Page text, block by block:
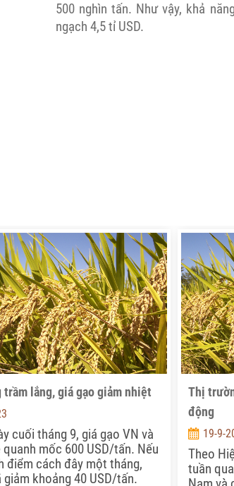
500 nghìn tấn. Như vậy, khả
ngạch 4,5 tỉ USD.
lắng, giá gạo giảm nhiệt
cuối tháng 9, giá gạo VN và
mốc 600 USD/tấn. Nếu
điểm cách đây một tháng,
giảm khoảng 40 USD/tấn.
Thị
động
19-9-
Theo
tuần